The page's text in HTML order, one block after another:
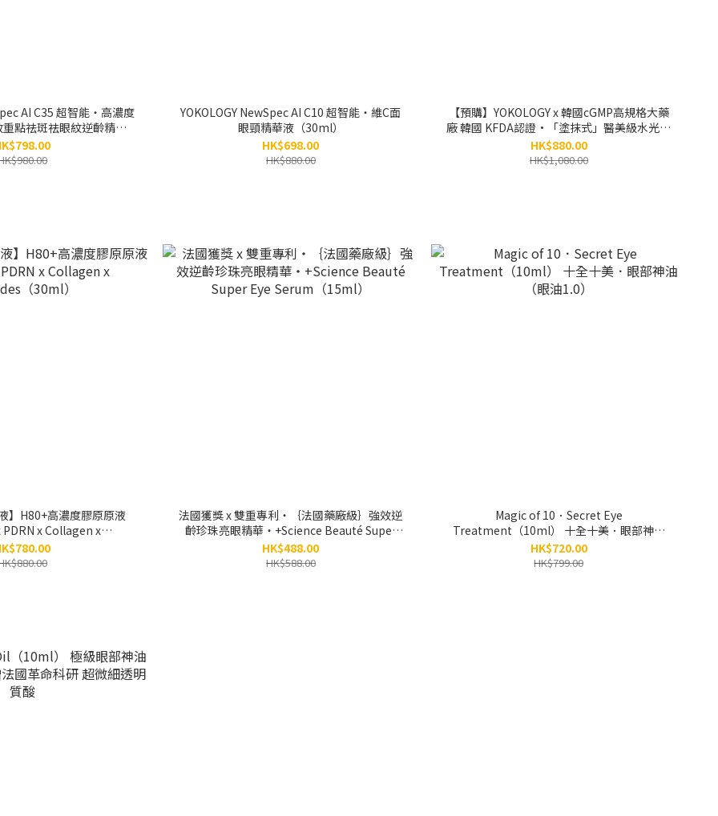
AI C35 超智能‧高濃度
點祛斑祛眼紋逆齡精華
(10ml)
YOKOLOGY NewSpec AI C10 超智能‧維C面
眼頸精華液（30ml）
HK$698.00
HK$880.00
【預購】YOKOLOGY x 韓國cGMP高規格大藥
廠 韓國 KFDA認證•「塗抹式」醫美級水光金
濃縮安瓶 PDRN x 黃金「小金瓶」(8ml x 5小
瓶）
HK$880.00
HK$1,080.00
】H80+高濃度膠原原液
x Collagen x
（30ml）
法國獲獎 x 雙重專利‧｛法國藥廠級｝強效逆
齡珍珠亮眼精華‧+Science Beauté Super
Eye Serum（15ml）
HK$488.00
HK$588.00
Magic of 10．Secret Eye
Treatment（10ml） 十全十美．眼部神油
（眼油1.0）
HK$720.00
HK$799.00